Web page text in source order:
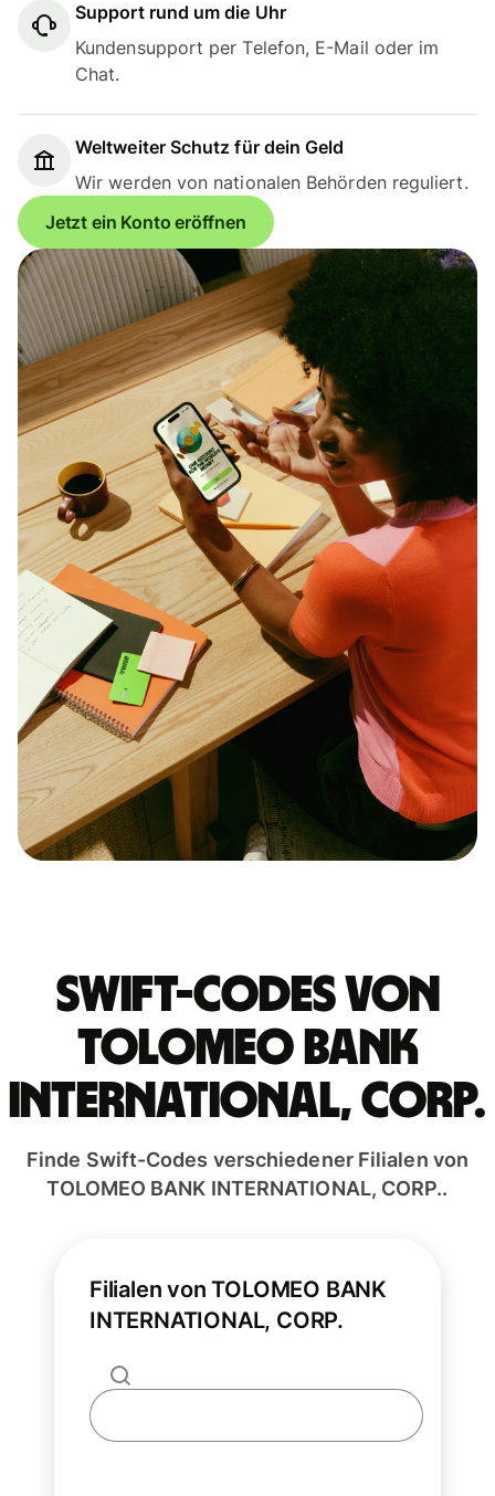
Support rund um die Uhr
Kundensupport per Telefon, E-Mail oder im
Chat.
Weltweiter Schutz für dein Geld
Wir werden von nationalen Behörden reguliert.
Jetzt ein Konto eröffnen
Swift-Codes von
TOLOMEO BANK
INTERNATIONAL, CORP.
Finde Swift-Codes verschiedener Filialen von
TOLOMEO BANK INTERNATIONAL, CORP..
Filialen von TOLOMEO BANK
INTERNATIONAL, CORP.